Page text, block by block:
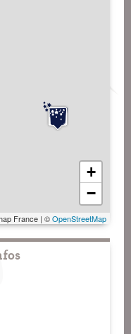
+
−
France | ©OpenStreetMap